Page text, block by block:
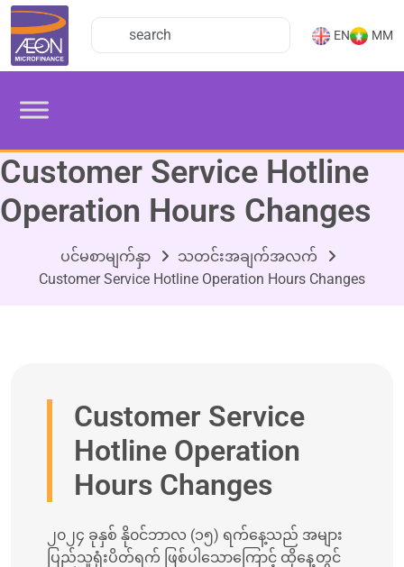
EN MM
Customer Service Hotline
Operation Hours Changes
ပင်မစာမျက်နှာ
သတင်းအချက်အလက်
Customer Service Hotline Operation Hours Changes
Customer Service
Hotline Operation
Hours Changes
၂၀၂၄ ခုနှစ် နို၀င်ဘာလ (၁၅) ရက်နေ့သည် အများ
ပြည်သူရုံးပိတ်ရက် ဖြစ်ပါသောကြောင့် ထိုနေ့တွင်